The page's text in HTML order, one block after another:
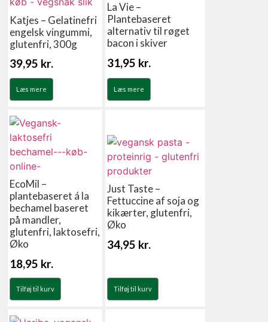
Katjes – Gelatinefri
engelsk vingummi,
glutenfri, 300g
39,95 kr.
Læs mere
La Vie –
Plantebaseret
alternativ til røget
bacon i skiver
31,95 kr.
Læs mere
EcoMil –
plantebaseret á la
bechamel baseret
på mandler,
glutenfri, laktosefri,
Øko
18,95 kr.
Tilføj til kurv
Just Taste –
Fettuccine af soja og
kikærter, glutenfri,
Øko
34,95 kr.
Tilføj til kurv